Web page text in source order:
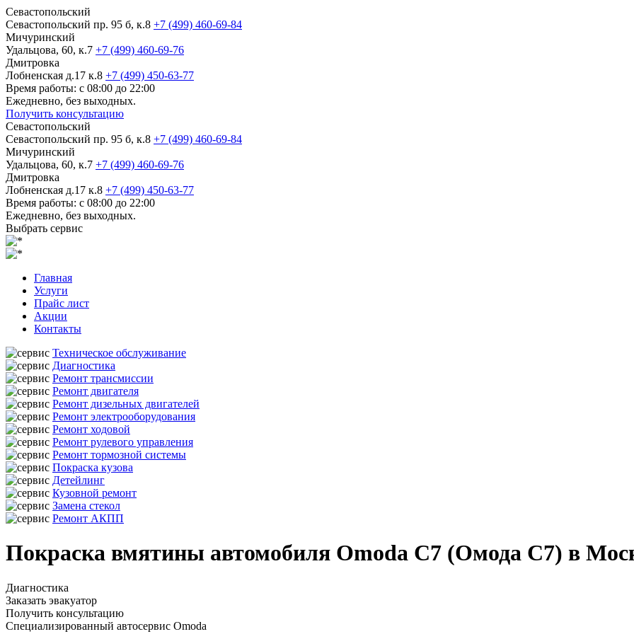
Севастопольский
Севастопольский пр. 95 б, к.8 +7 (499) 460-69-84
Мичуринский
Удальцова, 60, к.7 +7 (499) 460-69-76
Дмитровка
Лобненская д.17 к.8 +7 (499) 450-63-77
Время работы: с 08:00 до 22:00
Ежедневно, без выходных.
Получить консультацию
Севастопольский
Севастопольский пр. 95 б, к.8 +7 (499) 460-69-84
Мичуринский
Удальцова, 60, к.7 +7 (499) 460-69-76
Дмитровка
Лобненская д.17 к.8 +7 (499) 450-63-77
Время работы: с 08:00 до 22:00
Ежедневно, без выходных.
Выбрать сервис
Главная
Услуги
Прайс лист
Акции
Контакты
Техническое обслуживание
Диагностика
Ремонт трансмиссии
Ремонт двигателя
Ремонт дизельных двигателей
Ремонт электрооборудования
Ремонт ходовой
Ремонт рулевого управления
Ремонт тормозной системы
Покраска кузова
Детейлинг
Кузовной ремонт
Замена стекол
Ремонт АКПП
Покраска вмятины автомобиля Omoda C7 (Омода С7) в
Диагностика
Заказать эвакуатор
Получить консультацию
Специализированный автосервис Omoda